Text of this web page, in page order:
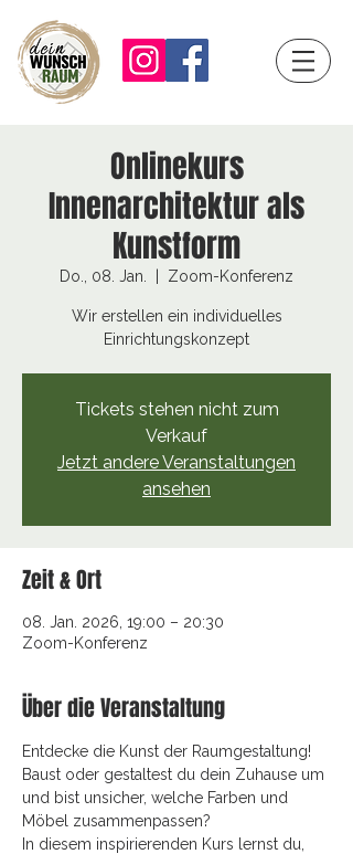
Onlinekurs
Innenarchitektur als
Kunstform
Do., 08. Jan. Zoom-Konferenz
Wir erstellen ein individuelles
Einrichtungskonzept
Tickets stehen nicht zum
Verkauf
Jetzt andere Veranstaltungen
ansehen
Zeit & Ort
08. Jan. 2026, 19:00 – 20:30
Zoom-Konferenz
Über die Veranstaltung
Entdecke die Kunst der Raumgestaltung!
Baust oder gestaltest du dein Zuhause um
und bist unsicher, welche Farben und
Möbel zusammenpassen?
In diesem inspirierenden Kurs lernst du,